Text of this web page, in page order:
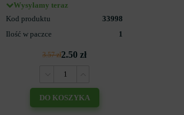
Wysyłamy teraz
Kod produktu
33998
Ilość w paczce
1
3.57 zł2.50 zł
DO KOSZYKA